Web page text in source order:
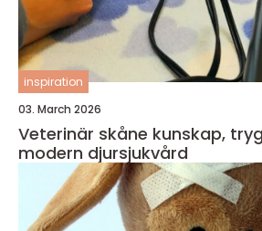
inspiration
03. March 2026
Veterinär skåne kunskap, trygghet och
modern djursjukvård